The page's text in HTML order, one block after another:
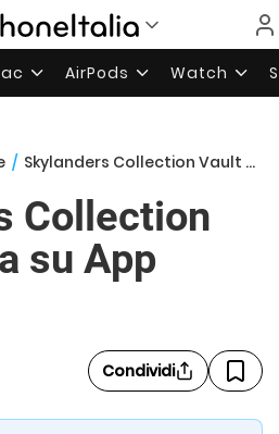
AirPods Watch
/ Skylanders Collection Vault arriva su App Store!
Collection
su App
Condividi